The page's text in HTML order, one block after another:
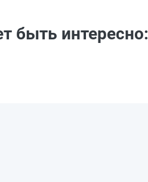
быть интересно: